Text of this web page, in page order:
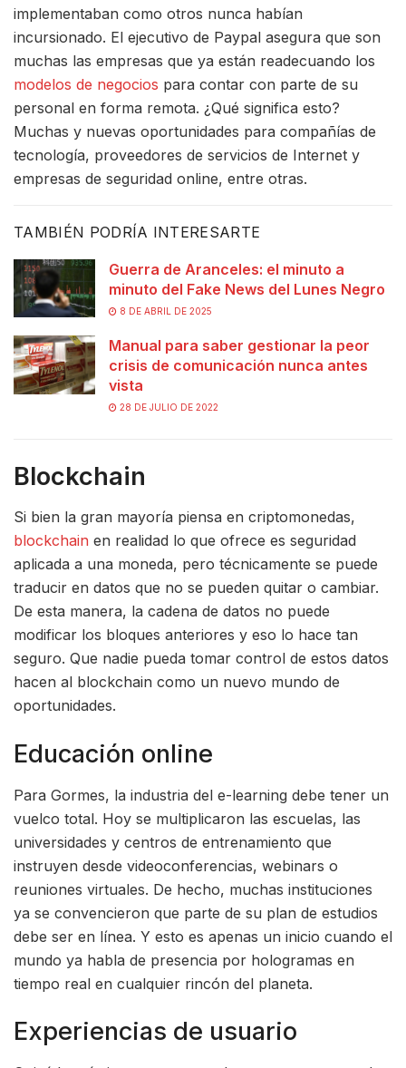
implementaban como otros nunca habían
incursionado. El ejecutivo de Paypal asegura que son
muchas las empresas que ya están readecuando los
modelos de negocios para contar con parte de su
personal en forma remota. ¿Qué significa esto?
Muchas y nuevas oportunidades para compañías de
tecnología, proveedores de servicios de Internet y
empresas de seguridad online, entre otras.
TAMBIÉN PODRÍA INTERESARTE
Guerra de Aranceles: el minuto a
minuto del Fake News del Lunes Negro
8 DE ABRIL DE 2025
Manual para saber gestionar la peor
crisis de comunicación nunca antes
vista
28 DE JULIO DE 2022
Blockchain
Si bien la gran mayoría piensa en criptomonedas,
blockchain en realidad lo que ofrece es seguridad
aplicada a una moneda, pero técnicamente se puede
traducir en datos que no se pueden quitar o cambiar.
De esta manera, la cadena de datos no puede
modificar los bloques anteriores y eso lo hace tan
seguro. Que nadie pueda tomar control de estos datos
hacen al blockchain como un nuevo mundo de
oportunidades.
Educación online
Para Gormes, la industria del e-learning debe tener un
vuelco total. Hoy se multiplicaron las escuelas, las
universidades y centros de entrenamiento que
instruyen desde videoconferencias, webinars o
reuniones virtuales. De hecho, muchas instituciones
ya se convencieron que parte de su plan de estudios
debe ser en línea. Y esto es apenas un inicio cuando el
mundo ya habla de presencia por hologramas en
tiempo real en cualquier rincón del planeta.
Experiencias de usuario